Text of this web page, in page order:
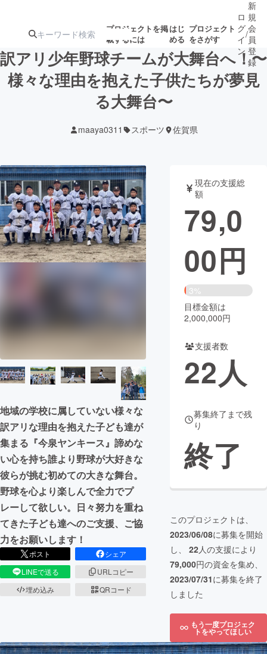
プロジェクトを掲
載するには
はじ
める
プロジェクト
をさがす
注目の新着プロ募集終了が近いプ
テクノロジー・ガジェット
映像・映画 書籍・雑誌
ビジネス・起業 チャレンジ
CAMPFIRE for Social Good
CAMPFIRE Creation
コミュニティ
ロ
グ
イ
ン
/
新
規
会
員
登
録
訳アリ少年野球チームが大舞台へ！〜
様々な理由を抱えた子供たちが夢見
る大舞台〜
maaya0311 スポーツ 佐賀県
地域の学校に属していない様々な
訳アリな理由を抱えた子ども達が
集まる『今泉ヤンキース』諦めな
い心を持ち誰より野球が大好きな
彼らが挑む初めての大きな舞台。
野球を心より楽しんで全力でプ
レーして欲しい。日々努力を重ね
てきた子ども達へのご支援、ご協
力をお願いします！
ポスト
シェア
LINEで送る
URLコピー
埋め込み
QRコード
現在の支援総
額
79,0
00円
3%
目標金額は
2,000,000円
支援者数
22人
募集終了まで残
り
終了
このプロジェクトは、
2023/06/08に募集を開始
し、 22人の支援により
79,000円の資金を集め、
2023/07/31に募集を終了
しました
もう一度プロジェク
トをやってほしい